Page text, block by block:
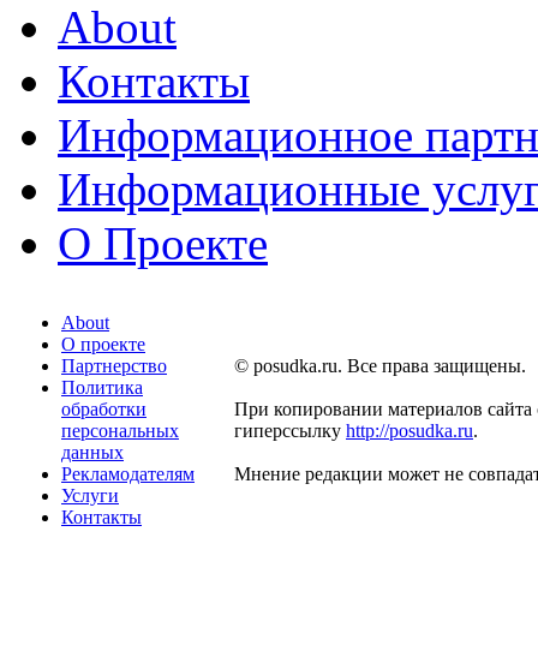
About
Контакты
Информационное
Информационные
О Проекте
About
О проекте
Партнерство
Политика
обработки
персональных
данных
Рекламодателям
Услуги
Контакты
© posudka.ru. Все права защищены.
При копировании материалов сайта
гиперссылку http://posudka.ru.
Мнение редакции может не